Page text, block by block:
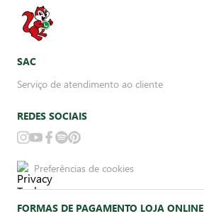
SAC
Serviço de atendimento ao cliente
REDES SOCIAIS
Preferências de cookies
FORMAS DE PAGAMENTO LOJA ONLINE